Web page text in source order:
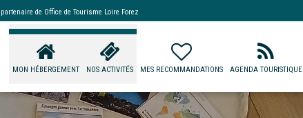
, partenaire de Office de Tourisme Loire Forez
MON HÉBERGEMENT NOS ACTIVITÉS MES RECOMMANDATIONS AGENDA TOURISTIQUE